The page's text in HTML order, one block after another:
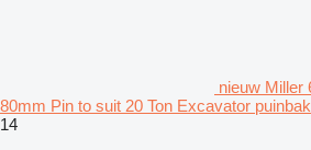
nieuw Miller
80mm Pin to suit 20 Ton Excavator puinbak
14